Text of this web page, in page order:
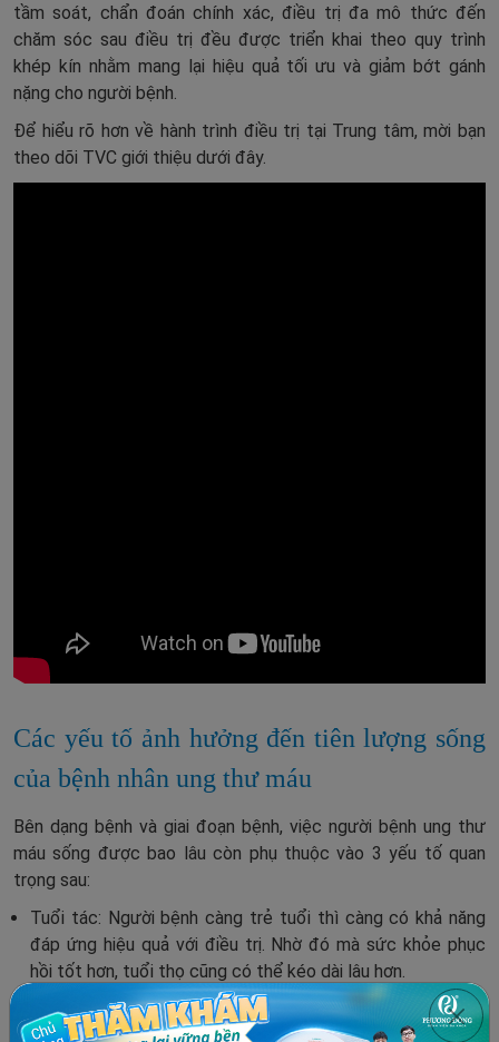
tầm soát, chẩn đoán chính xác, điều trị đa mô thức đến
chăm sóc sau điều trị đều được triển khai theo quy trình
khép kín nhằm mang lại hiệu quả tối ưu và giảm bớt gánh
nặng cho người bệnh.
Để hiểu rõ hơn về hành trình điều trị tại Trung tâm, mời bạn
theo dõi TVC giới thiệu dưới đây.
Các yếu tố ảnh hưởng đến tiên lượng sống
của bệnh nhân ung thư máu
Bên dạng bệnh và giai đoạn bệnh, việc người bệnh ung thư
máu sống được bao lâu còn phụ thuộc vào 3 yếu tố quan
trọng sau:
Tuổi tác: Người bệnh càng trẻ tuổi thì càng có khả năng
đáp ứng hiệu quả với điều trị. Nhờ đó mà sức khỏe phục
hồi tốt hơn, tuổi thọ cũng có thể kéo dài lâu hơn.
Loại tế bào bạch cầu bị ảnh hương: Theo các bác sĩ
chuyên khoa ung bướu, loại bạch cầu bị ảnh hưởng bởi các